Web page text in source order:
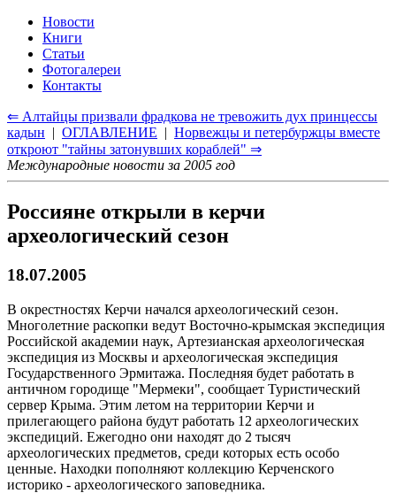
Новости
Книги
Статьи
Фотогалереи
Контакты
⇐ Алтайцы призвали фрадкова не тревожить дух принцессы
кадын | ОГЛАВЛЕНИЕ | Норвежцы и петербуржцы вместе
откроют "тайны затонувших кораблей" ⇒
Международные новости за 2005 год
Россияне открыли в керчи
археологический сезон
18.07.2005
В окрестностях Керчи начался археологический сезон.
Многолетние раскопки ведут Восточно-крымская экспедиция
Российской академии наук, Артезианская археологическая
экспедиция из Москвы и археологическая экспедиция
Государственного Эрмитажа. Последняя будет работать в
античном городище "Мермеки", сообщает Туристический
сервер Крыма. Этим летом на территории Керчи и
прилегающего района будут работать 12 археологических
экспедиций. Ежегодно они находят до 2 тысяч
археологических предметов, среди которых есть особо
ценные. Находки пополняют коллекцию Керченского
историко - археологического заповедника.